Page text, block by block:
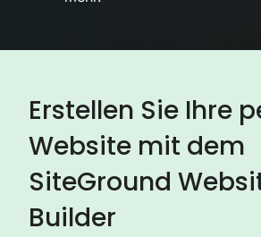
Erstellen Sie Ihre
Website mit dem
SiteGround
Builder